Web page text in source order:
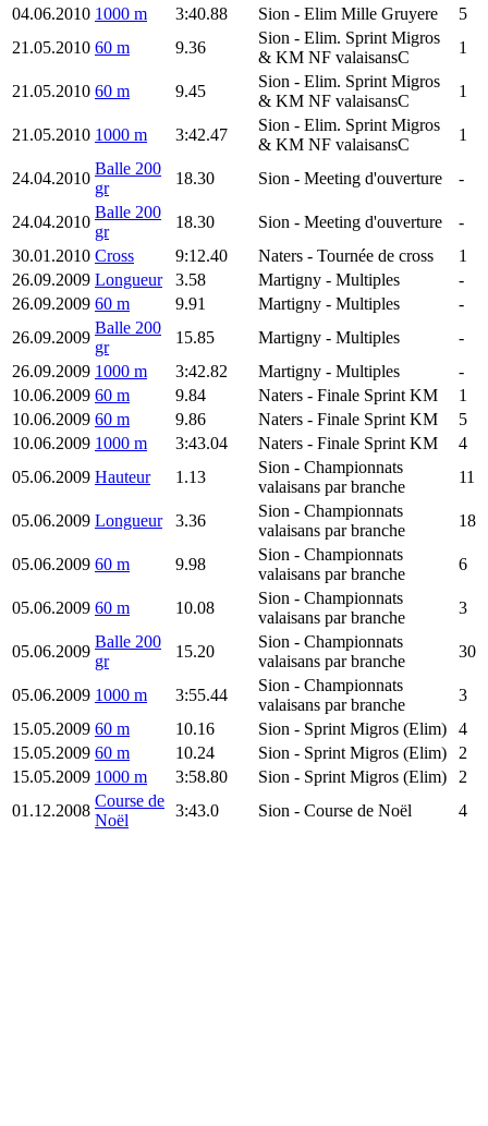
04.06.2010 1000 m 3:40.88 Sion - Elim Mille Gruyere
5
21.05.2010 60 m 9.36
Sion - Elim. Sprint Migros
& KM NF valaisansC
1
21.05.2010 60 m 9.45
Sion - Elim. Sprint Migros
& KM NF valaisansC
1
21.05.2010 1000 m 3:42.47
Sion - Elim. Sprint Migros
& KM NF valaisansC
1
24.04.2010
Balle 200
gr
18.30 Sion - Meeting d'ouverture -
24.04.2010
Balle 200
gr
18.30 Sion - Meeting d'ouverture
-
30.01.2010 Cross 9:12.40 Naters - Tournée de cross
1
26.09.2009 Longueur 3.58 Martigny - Multiples
-
26.09.2009 60 m 9.91 Martigny - Multiples
-
26.09.2009
Balle 200
gr
15.85 Martigny - Multiples
-
26.09.2009 1000 m 3:42.82 Martigny - Multiples
-
10.06.2009 60 m 9.84 Naters - Finale Sprint KM
1
10.06.2009 60 m 9.86 Naters - Finale Sprint KM
5
10.06.2009 1000 m 3:43.04 Naters - Finale Sprint KM
4
05.06.2009 Hauteur 1.13
Sion - Championnats
valaisans par branche
11
05.06.2009 Longueur 3.36
Sion - Championnats
valaisans par branche
18
05.06.2009 60 m 9.98
Sion - Championnats
valaisans par branche
6
05.06.2009 60 m 10.08
Sion - Championnats
valaisans par branche
3
05.06.2009
Balle 200
gr
15.20
Sion - Championnats
valaisans par branche
30
05.06.2009 1000 m 3:55.44
Sion - Championnats
valaisans par branche
3
15.05.2009 60 m 10.16 Sion - Sprint Migros (Elim)
4
15.05.2009 60 m 10.24 Sion - Sprint Migros (Elim)
2
15.05.2009 1000 m 3:58.80 Sion - Sprint Migros (Elim)
2
01.12.2008
Course de
Noël
3:43.0 Sion - Course de Noël 4